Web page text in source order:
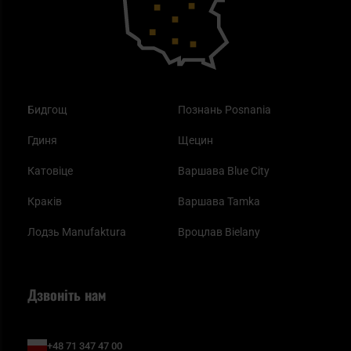
Бидгощ
Гдиня
Катовіце
Краків
Лодзь Manufaktura
Познань Posnania
Щецин
Варшава Blue City
Варшава Tamka
Вроцлав Bielany
Найкращі спальні мішки на осінь
Дзвоніть нам
+48 71 347 47 00